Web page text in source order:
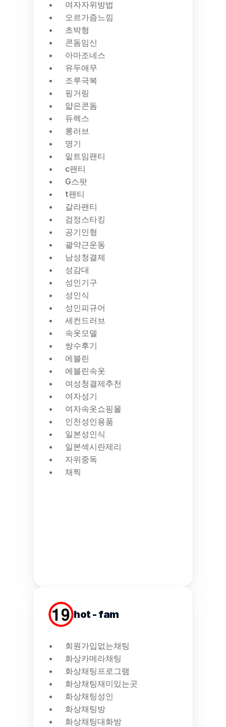
여자자위방법
오르가즘느낌
초박형
콘돔임신
아마조네스
유두애무
조루극복
핑거링
얇은콘돔
듀렉스
롱러브
명기
밑트임팬티
c팬티
G스팟
t팬티
갈라팬티
검정스타킹
공기인형
괄약근운동
남성청결제
성감대
성인기구
성인식
성인피규어
세컨드러브
속옷모델
쌍수후기
에블린
에블린속옷
여성청결제추천
여자성기
여자속옷쇼핑몰
인천성인용품
일본성인식
일본섹시란제리
자위중독
채찍
hot - fam
회원가입없는채팅
화상카메라채팅
화상채팅프로그램
화상채팅재미있는곳
화상채팅성인
화상채팅방
화상채팅대화방